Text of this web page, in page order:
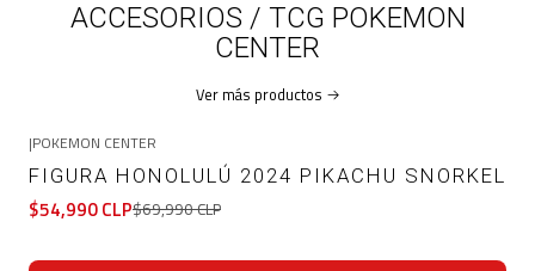
ACCESORIOS / TCG POKEMON
CENTER
Ver más productos
|POKEMON CENTER
FIGURA HONOLULÚ 2024 PIKACHU SNORKEL
$54,990 CLP$69,990 CLP